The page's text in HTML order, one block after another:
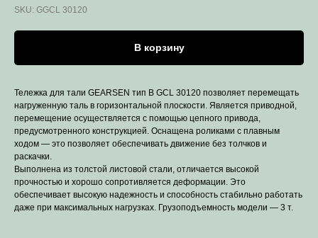
SKU: GGCL 30120
В корзину
Тележка для тали GEARSEN тип В GCL 30120 позволяет перемещать
нагруженную таль в горизонтальной плоскости. Является приводной,
перемещение осуществляется с помощью цепного привода,
предусмотренного конструкцией. Оснащена роликами с плавным
ходом — это позволяет обеспечивать движение без толчков и
раскачки.
Выполнена из толстой листовой стали, отличается высокой
прочностью и хорошо сопротивляется деформации. Это
обеспечивает высокую надежность и способность стабильно работать
даже при максимальных нагрузках. Грузоподъемность модели — 3 т.